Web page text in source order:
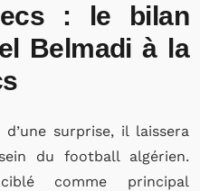
: le bilan
Belmadi à la
surprise, il laissera
du football algérien.
comme principal